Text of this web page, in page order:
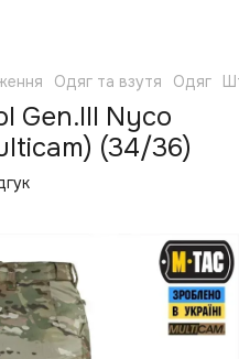
Одяг та взутя Одяг
Gen.III Nyco
(34/36)